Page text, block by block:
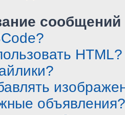
HTML?
объявления?